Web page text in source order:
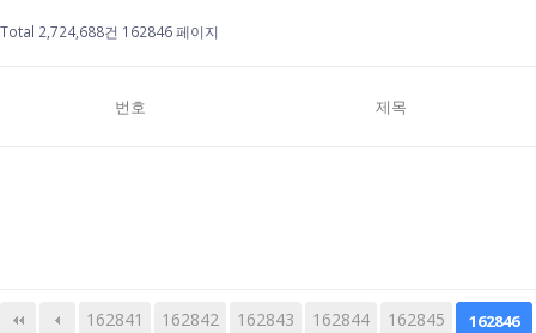
Total 2,724,688건 162846 페이지
번호 제목
162841 162842 162843 162844 162845 162846
다음 맨끝